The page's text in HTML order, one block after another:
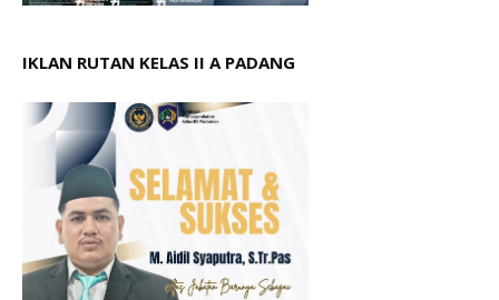
IKLAN RUTAN KELAS II A PADANG